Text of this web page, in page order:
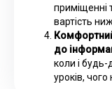
приміщенні
вартість
до
коли і
уроків,